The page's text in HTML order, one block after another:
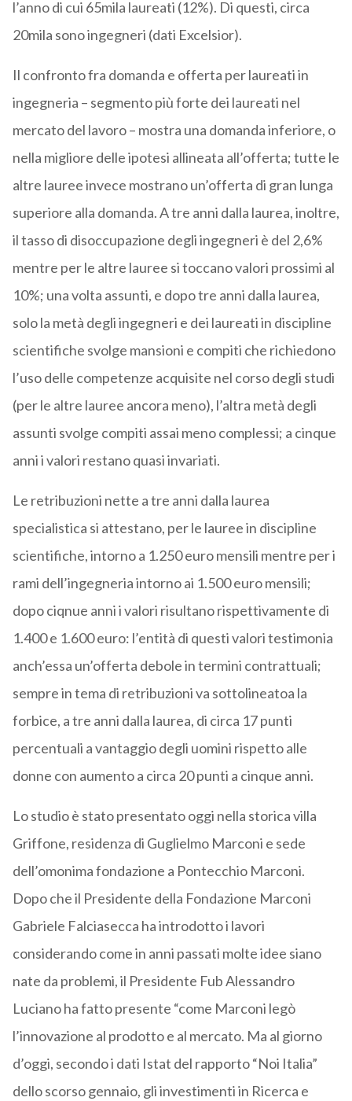
l’anno di cui 65mila laureati (12%). Di questi, circa
20mila sono ingegneri (dati Excelsior).
Il confronto fra domanda e offerta per laureati in
ingegneria – segmento più forte dei laureati nel
mercato del lavoro – mostra una domanda inferiore, o
nella migliore delle ipotesi allineata all’offerta; tutte le
altre lauree invece mostrano un’offerta di gran lunga
superiore alla domanda. A tre anni dalla laurea, inoltre,
il tasso di disoccupazione degli ingegneri è del 2,6%
mentre per le altre lauree si toccano valori prossimi al
10%; una volta assunti, e dopo tre anni dalla laurea,
solo la metà degli ingegneri e dei laureati in discipline
scientifiche svolge mansioni e compiti che richiedono
l’uso delle competenze acquisite nel corso degli studi
(per le altre lauree ancora meno), l’altra metà degli
assunti svolge compiti assai meno complessi; a cinque
anni i valori restano quasi invariati.
Le retribuzioni nette a tre anni dalla laurea
specialistica si attestano, per le lauree in discipline
scientifiche, intorno a 1.250 euro mensili mentre per i
rami dell’ingegneria intorno ai 1.500 euro mensili;
dopo ciqnue anni i valori risultano rispettivamente di
1.400 e 1.600 euro: l’entità di questi valori testimonia
anch’essa un’offerta debole in termini contrattuali;
sempre in tema di retribuzioni va sottolineatoa la
forbice, a tre anni dalla laurea, di circa 17 punti
percentuali a vantaggio degli uomini rispetto alle
donne con aumento a circa 20 punti a cinque anni.
Lo studio è stato presentato oggi nella storica villa
Griffone, residenza di Guglielmo Marconi e sede
dell’omonima fondazione a Pontecchio Marconi.
Dopo che il Presidente della Fondazione Marconi
Gabriele Falciasecca ha introdotto i lavori
considerando come in anni passati molte idee siano
nate da problemi, il Presidente Fub Alessandro
Luciano ha fatto presente “come Marconi legò
l’innovazione al prodotto e al mercato. Ma al giorno
d’oggi, secondo i dati Istat del rapporto “Noi Italia”
dello scorso gennaio, gli investimenti in Ricerca e